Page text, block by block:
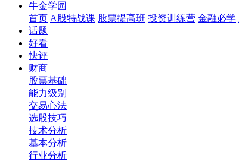
牛金学园
首页 A股特战课 股票提高班 投资训练营 金融必学
话题
好看
快评
财商
股票基础
能力级别
交易心法
选股技巧
技术分析
基本分析
行业分析